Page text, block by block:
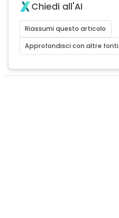
Chiedi all'AI
Riassumi questo articolo
Approfondisci con altre fonti